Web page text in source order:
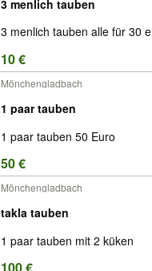
3 menlich tauben
3 menlich tauben alle für 30 e
10 €
Mönchengladbach
1 paar tauben
1 paar tauben 50 Euro
50 €
Mönchengladbach
takla tauben
1 paar tauben mit 2 küken